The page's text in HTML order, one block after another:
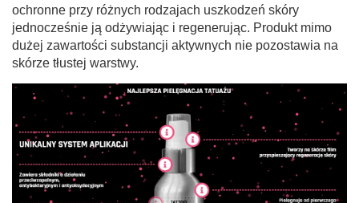
ochronne przy różnych rodzajach uszkodzeń skóry
jednocześnie ją odżywiając i regenerując. Produkt mimo
dużej zawartości substancji aktywnych nie pozostawia na
skórze tłustej warstwy.